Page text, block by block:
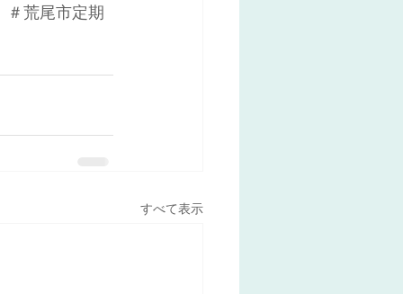
荒尾市定期
すべて表示